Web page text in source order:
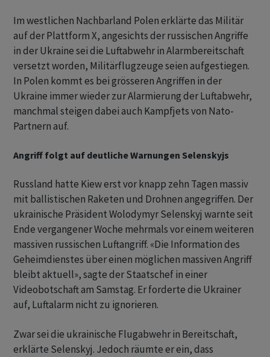
Im westlichen Nachbarland Polen erklärte das Militär
auf der Plattform X, angesichts der russischen Angriffe
in der Ukraine sei die Luftabwehr in Alarmbereitschaft
versetzt worden, Militärflugzeuge seien aufgestiegen.
In Polen kommt es bei grösseren Angriffen in der
Ukraine immer wieder zur Alarmierung der Luftabwehr,
manchmal steigen dabei auch Kampfjets von Nato-
Partnern auf.
Angriff folgt auf deutliche Warnungen Selenskyjs
Russland hatte Kiew erst vor knapp zehn Tagen massiv
mit ballistischen Raketen und Drohnen angegriffen. Der
ukrainische Präsident Wolodymyr Selenskyj warnte seit
Ende vergangener Woche mehrmals vor einem weiteren
massiven russischen Luftangriff. «Die Information des
Geheimdienstes über einen möglichen massiven Angriff
bleibt aktuell», sagte der Staatschef in einer
Videobotschaft am Samstag. Er forderte die Ukrainer
auf, Luftalarm nicht zu ignorieren.
Zwar sei die ukrainische Flugabwehr in Bereitschaft,
erklärte Selenskyj. Jedoch räumte er ein, dass